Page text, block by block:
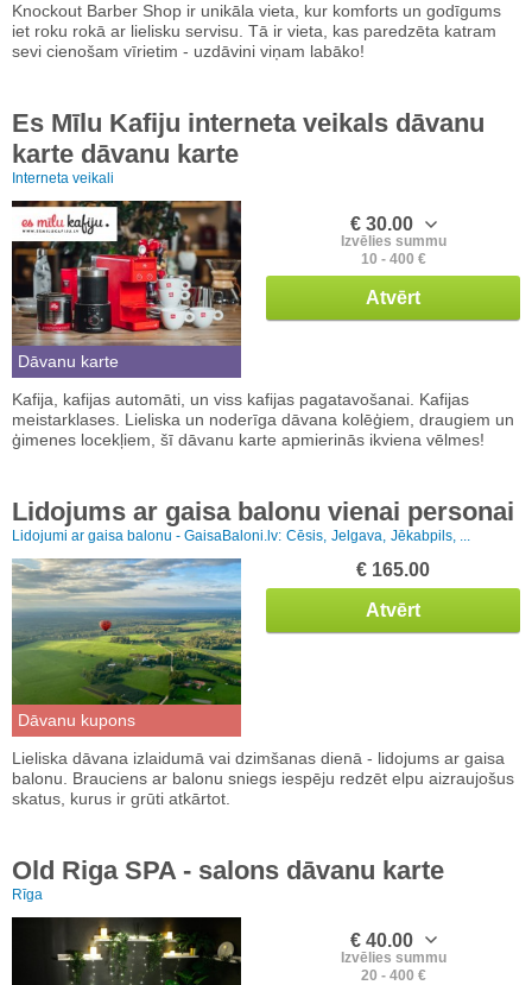
Knockout Barber Shop ir unikāla vieta, kur komforts un godīgums
iet roku rokā ar lielisku servisu. Tā ir vieta, kas paredzēta katram
sevi cienošam vīrietim - uzdāvini viņam labāko!
Es Mīlu Kafiju interneta veikals dāvanu
karte dāvanu karte
Interneta veikali
Dāvanu karte
€ 30.00
Izvēlies summu
10 - 400 €
Atvērt
Kafija, kafijas automāti, un viss kafijas pagatavošanai. Kafijas
meistarklases. Lieliska un noderīga dāvana kolēģiem, draugiem un
ģimenes locekļiem, šī dāvanu karte apmierinās ikviena vēlmes!
Lidojums ar gaisa balonu vienai personai
Lidojumi ar gaisa balonu - GaisaBaloni.lv: Cēsis, Jelgava, Jēkabpils, ...
Dāvanu kupons
€ 165.00
Atvērt
Lieliska dāvana izlaidumā vai dzimšanas dienā - lidojums ar gaisa
balonu. Brauciens ar balonu sniegs iespēju redzēt elpu aizraujošus
skatus, kurus ir grūti atkārtot.
Old Riga SPA - salons dāvanu karte
Rīga
€ 40.00
Izvēlies summu
20 - 400 €